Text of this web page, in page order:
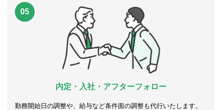
05
内定・入社・アフターフォロー
勤務開始日の調整や、給与など条件面の調整も代行いたします。